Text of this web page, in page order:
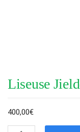
Liseuse
400,00€